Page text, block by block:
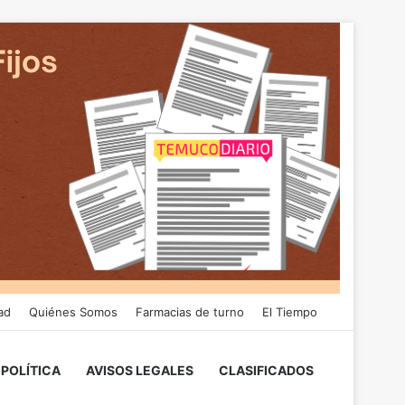
Quiénes Somos Farmacias de turno El Tiempo
POLÍTICA AVISOS LEGALES CLASIFICADOS